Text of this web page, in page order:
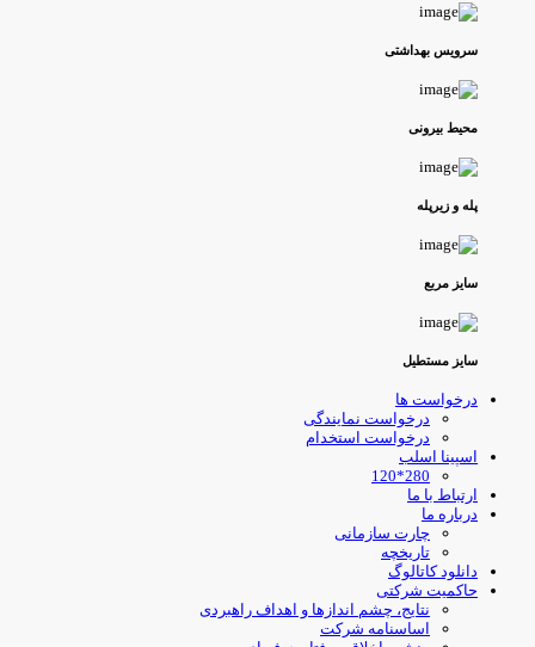
سرویس بهداشتی
محیط بیرونی
پله و زیرپله
سایز مربع
سایز مستطیل
درخواست ها
درخواست نمایندگی
درخواست استخدام
اسپینا اسلب
280*120
ارتباط با ما
درباره ما
چارت سازمانی
تاریخچه
دانلود کاتالوگ
حاکمیت شرکتی
نتایج، چشم اندازها و اهداف راهبردی
اساسنامه شرکت